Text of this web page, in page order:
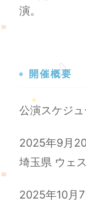
演。
開催概要
公演スケジ
2025年9月
埼玉県 ウェ
2025年10月7